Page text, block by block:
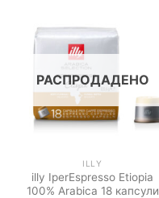
РАСПРОДАДЕНО
ILLY
illy IperEspresso Etiopia
100% Arabica 18 капсули